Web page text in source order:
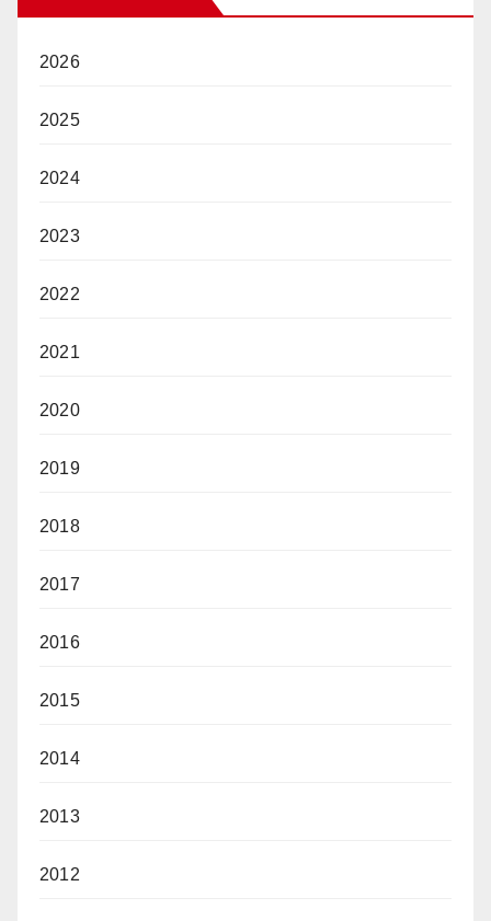
2026
2025
2024
2023
2022
2021
2020
2019
2018
2017
2016
2015
2014
2013
2012